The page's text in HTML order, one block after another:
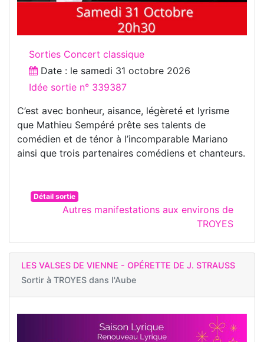
Sorties Concert classique
Date : le samedi 31 octobre 2026
Idée sortie n° 339387
C’est avec bonheur, aisance, légèreté et lyrisme
que Mathieu Sempéré prête ses talents de
comédien et de ténor à l’incomparable Mariano
ainsi que trois partenaires comédiens et chanteurs.
Détail sortie
Autres manifestations aux environs de
TROYES
LES VALSES DE VIENNE - OPÉRETTE DE J. STRAUSS
Sortir à TROYES dans l'Aube